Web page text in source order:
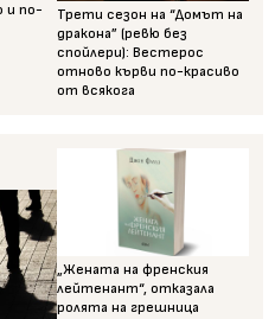
и по-
Трети сезон на “Домът на
дракона” (ревю без
спойлери): Вестерос
отново кърви по-красиво
от всякога
„Жената на френския
лейтенант“, отказала
ролята на грешница